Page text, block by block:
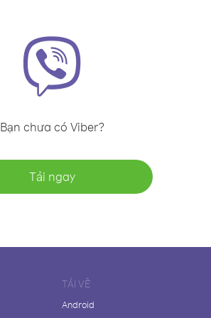
Bạn chưa có Viber?
Tải ngay
TẢI VỀ
Android